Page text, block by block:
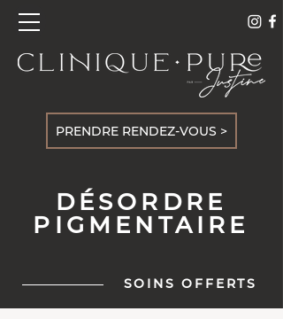
PRENDRE RENDEZ-VOUS >
DÉSORDRE
PIGMENTAIRE
SOINS OFFERTS